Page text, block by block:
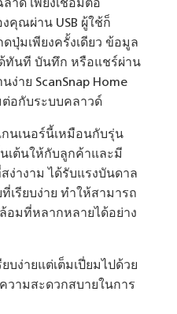
าด เพียงเชื่อมต่อ
คุณผ่าน USB ผู้ใช้ก็
ปุ่มเพียงครั้งเดียว ข้อมูล
ทันที บันทึก หรือแชร์ผ่าน
าย ScanSnap Home
ต่อกับระบบคลาวด์
นเนอร์นี้เหมือนกับรุ่น
เต้นให้กับลูกค้าและมี
างาม ได้รับแรงบันดาล
เรียบง่าย ทำให้สามารถ
อมที่หลากหลายได้อย่าง
บง่ายแต่เต็มเปี่ยมไปด้วย
วามสะดวกสบายในการ